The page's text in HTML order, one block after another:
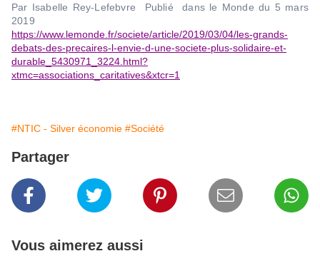
Par Isabelle Rey-Lefebvre Publié dans le Monde du 5 mars
2019
https://www.lemonde.fr/societe/article/2019/03/04/les-grands-
debats-des-precaires-l-envie-d-une-societe-plus-solidaire-et-
durable_5430971_3224.html?
xtmc=associations_caritatives&xtcr=1
#NTIC - Silver économie #Société
Partager
Vous aimerez aussi